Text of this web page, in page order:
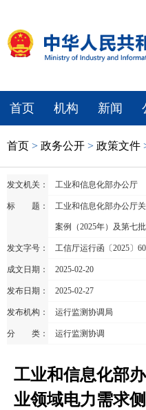
首页 机构 新闻
首页 > 政务公开 > 政策文件
发文机关： 工业和信息化部办公厅
标 题： 工业和信息化部办公厅
案例（2025年）及第七
发文字号： 工信厅运行函〔2025〕
成文日期： 2025-02-20
发布日期： 2025-02-27
发布机构： 运行监测协调局
分 类： 运行监测协调
工业和信息化部
业领域电力需求